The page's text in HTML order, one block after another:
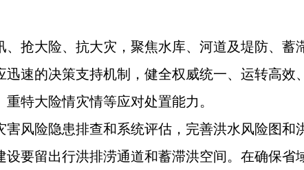
、抢大险、抗大灾，聚焦水库、河道及堤防、
速的决策支持机制，健全权威统一、运转高
特大险情灾情等应对处置能力。
害风险隐患排查和系统评估，完善洪水风险图
要留出行洪排涝通道和蓄滞洪空间。在确保